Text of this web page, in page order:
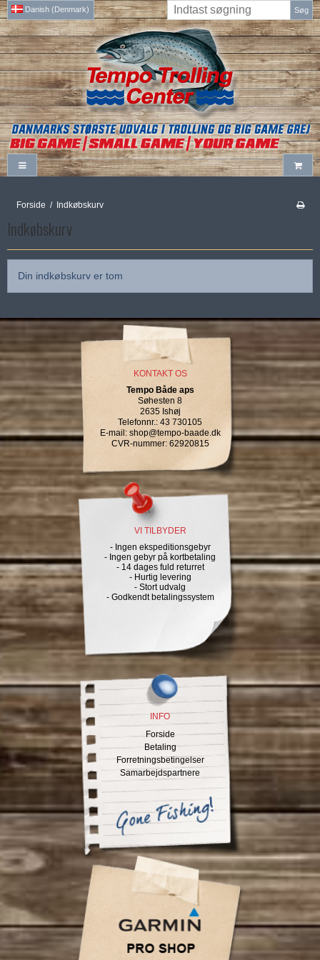
Danish (Denmark) Søg
Forside / Indkøbskurv
Indkøbskurv
Din indkøbskurv er tom
KONTAKT OS
Tempo Både aps
Søhesten 8
2635 Ishøj
Telefonnr.: 43 730105
E-mail : shop@tempo-baade.dk
CVR-nummer:62920815
VI TILBYDER
- Ingen ekspeditionsgebyr
- Ingen gebyr på kortbetaling
- 14 dages fuld returret
- Hurtig levering
- Stort udvalg
- Godkendt betalingssystem
INFO
Forside
Betaling
Forretningsbetingelser
Samarbejdspartnere